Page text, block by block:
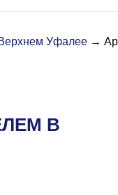
Уфалее →
В